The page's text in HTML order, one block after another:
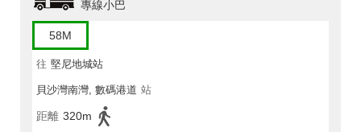
專線小巴
58M
往 堅尼地城站
貝沙灣南灣, 數碼港道 站
距離 320m